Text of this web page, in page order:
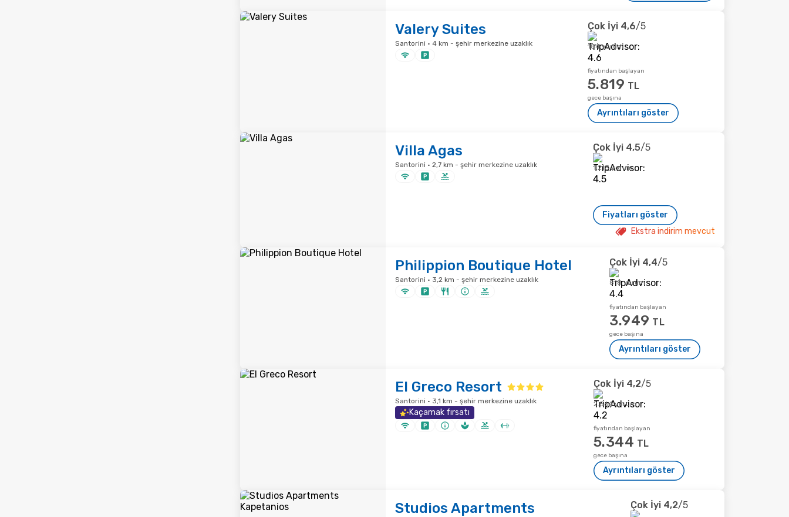
Valery Suites
Santorini · 4 km - şehir merkezine uzaklık
Çok İyi 4,6/5
184 yorum
fiyatından başlayan
5.819 TL
gece başına
Ayrıntıları göster
Villa Agas
Santorini · 2,7 km - şehir merkezine uzaklık
Çok İyi 4,5/5
1.213 yorum
Fiyatları göster
Ekstra indirim mevcut
Philippion Boutique Hotel
Santorini · 3,2 km - şehir merkezine uzaklık
Çok İyi 4,4/5
818 yorum
fiyatından başlayan
3.949 TL
gece başına
Ayrıntıları göster
El Greco Resort
Santorini · 3,1 km - şehir merkezine uzaklık
Kaçamak fırsatı
Çok İyi 4,2/5
2.564 yorum
fiyatından başlayan
5.344 TL
gece başına
Ayrıntıları göster
Studios Apartments
Çok İyi 4,2/5